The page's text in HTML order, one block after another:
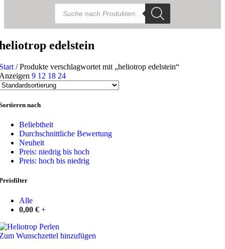
Products
search
edelstein
/ Produkte verschlagwortet mit „heliotrop edelstein“
9 12 18 24
nach
Beliebtheit
Durchschnittliche Bewertung
Neuheit
Preis: niedrig bis hoch
Preis: hoch bis niedrig
Alle
0,00 € +
Wunschzettel hinzufügen